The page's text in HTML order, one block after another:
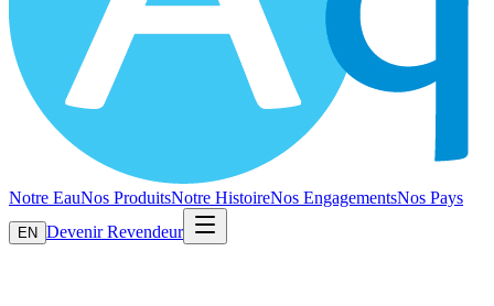
Notre EauNos ProduitsNotre HistoireNos EngagementsNos Pays
EN Devenir Revendeur